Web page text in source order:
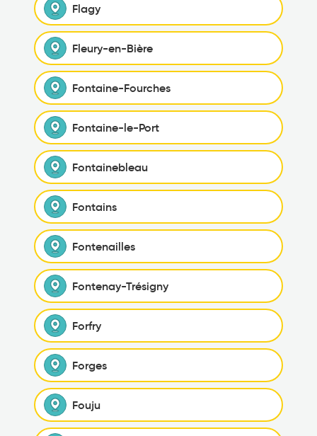
Flagy
Fleury-en-Bière
Fontaine-Fourches
Fontaine-le-Port
Fontainebleau
Fontains
Fontenailles
Fontenay-Trésigny
Forfry
Forges
Fouju